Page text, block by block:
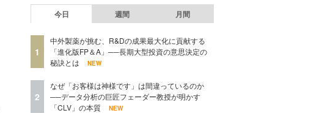
今日 週間 月間
1
中外製薬が挑む、R&Dの成果最大化に貢献する
「進化版FP＆A」──長期大型投資の意思決定の
秘訣とは
NEW
2
なぜ「お客様は神様です」は間違っているのか
──データ分析の巨匠フェーダー教授が明かす
「CLV」の本質
NEW